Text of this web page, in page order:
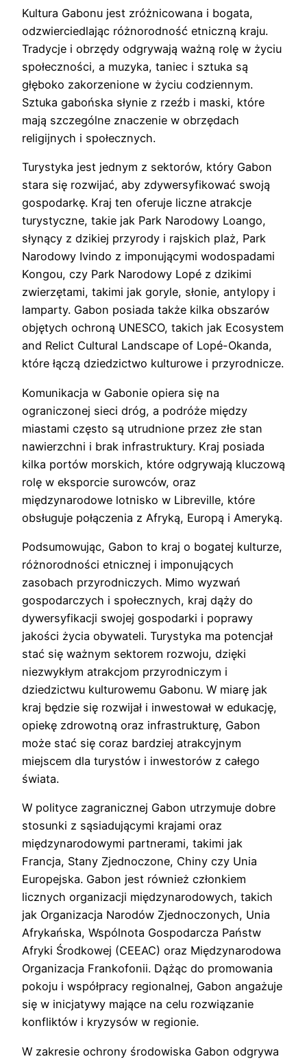
Kultura Gabonu jest zróżnicowana i bogata,
odzwierciedlając różnorodność etniczną kraju.
Tradycje i obrzędy odgrywają ważną rolę w życiu
społeczności, a muzyka, taniec i sztuka są
głęboko zakorzenione w życiu codziennym.
Sztuka gabońska słynie z rzeźb i maski, które
mają szczególne znaczenie w obrzędach
religijnych i społecznych.
Turystyka jest jednym z sektorów, który Gabon
stara się rozwijać, aby zdywersyfikować swoją
gospodarkę. Kraj ten oferuje liczne atrakcje
turystyczne, takie jak Park Narodowy Loango,
słynący z dzikiej przyrody i rajskich plaż, Park
Narodowy Ivindo z imponującymi wodospadami
Kongou, czy Park Narodowy Lopé z dzikimi
zwierzętami, takimi jak goryle, słonie, antylopy i
lamparty. Gabon posiada także kilka obszarów
objętych ochroną UNESCO, takich jak Ecosystem
and Relict Cultural Landscape of Lopé-Okanda,
które łączą dziedzictwo kulturowe i przyrodnicze.
Komunikacja w Gabonie opiera się na
ograniczonej sieci dróg, a podróże między
miastami często są utrudnione przez złe stan
nawierzchni i brak infrastruktury. Kraj posiada
kilka portów morskich, które odgrywają kluczową
rolę w eksporcie surowców, oraz
międzynarodowe lotnisko w Libreville, które
obsługuje połączenia z Afryką, Europą i Ameryką.
Podsumowując, Gabon to kraj o bogatej kulturze,
różnorodności etnicznej i imponujących
zasobach przyrodniczych. Mimo wyzwań
gospodarczych i społecznych, kraj dąży do
dywersyfikacji swojej gospodarki i poprawy
jakości życia obywateli. Turystyka ma potencjał
stać się ważnym sektorem rozwoju, dzięki
niezwykłym atrakcjom przyrodniczym i
dziedzictwu kulturowemu Gabonu. W miarę jak
kraj będzie się rozwijał i inwestował w edukację,
opiekę zdrowotną oraz infrastrukturę, Gabon
może stać się coraz bardziej atrakcyjnym
miejscem dla turystów i inwestorów z całego
świata.
W polityce zagranicznej Gabon utrzymuje dobre
stosunki z sąsiadującymi krajami oraz
międzynarodowymi partnerami, takimi jak
Francja, Stany Zjednoczone, Chiny czy Unia
Europejska. Gabon jest również członkiem
licznych organizacji międzynarodowych, takich
jak Organizacja Narodów Zjednoczonych, Unia
Afrykańska, Wspólnota Gospodarcza Państw
Afryki Środkowej (CEEAC) oraz Międzynarodowa
Organizacja Frankofonii. Dążąc do promowania
pokoju i współpracy regionalnej, Gabon angażuje
się w inicjatywy mające na celu rozwiązanie
konfliktów i kryzysów w regionie.
W zakresie ochrony środowiska Gabon odgrywa